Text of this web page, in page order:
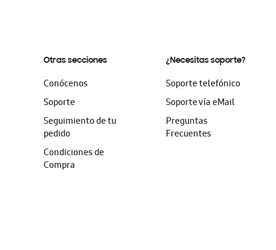
Otras secciones
Conócenos
Soporte
Seguimiento de tu
pedido
Condiciones de
Compra
¿Necesitas soporte?
Soporte telefónico
Soporte vía eMail
Preguntas
Frecuentes